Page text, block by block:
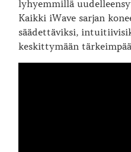
lyhyemmillä
Kaikki iWave sarjan
säädettäviksi,
keskittymään